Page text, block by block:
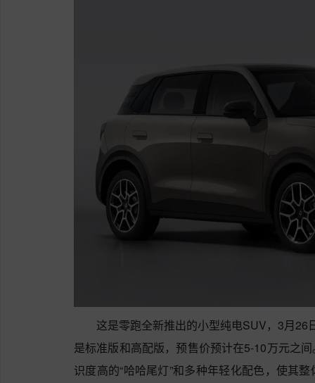
这是零跑全新推出的小型纯电SUV，3月
是标准版和高配版，预售价预计在5-10万元之
识度高的“哈哈尾灯”和多种年轻化配色，使其